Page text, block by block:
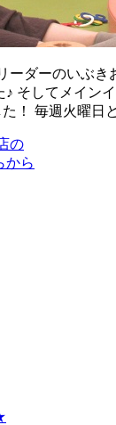
ーダーのいぶ
そしてメイン
！ 毎週火曜日
の
から